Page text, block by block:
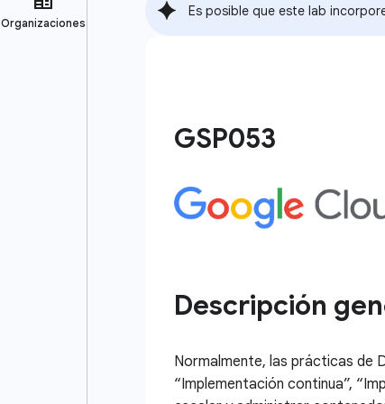
Es posible que este lab
GSP053
Descripción
Normalmente, las prácticas de
“Implementación continua”,